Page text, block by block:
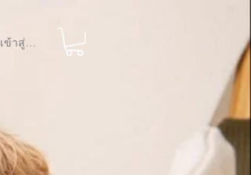
เข้าสู่ระบบ